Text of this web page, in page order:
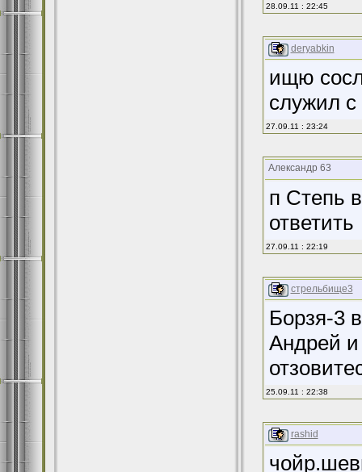
28.09.11 : 22:45
deryabkin
ищю
служил
27.09.11 : 23:24
Александр 63
п Степь
ответить
27.09.11 : 22:19
стрельбище3
Борзя-3
Андрей
25.09.11 : 22:38
rashid